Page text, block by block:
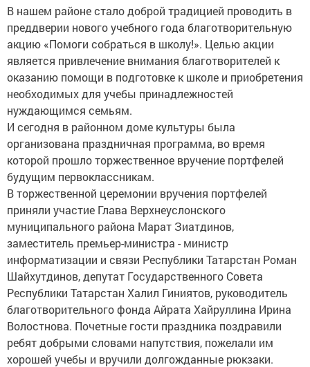
В нашем районе стало доброй традицией проводить в
преддверии нового учебного года благотворительную
акцию «Помоги собраться в школу!». Целью акции
является привлечение внимания благотворителей к
оказанию помощи в подготовке к школе и приобретения
необходимых для учебы принадлежностей
нуждающимся семьям.
И сегодня в районном доме культуры была
организована праздничная программа, во время
которой прошло торжественное вручение портфелей
будущим первоклассникам.
В торжественной церемонии вручения портфелей
приняли участие Глава Верхнеуслонского
муниципального района Марат Зиатдинов,
заместитель премьер-министра - министр
информатизации и связи Республики Татарстан Роман
Шайхутдинов, депутат Государственного Совета
Республики Татарстан Халил Гиниятов, руководитель
благотворительного фонда Айрата Хайруллина Ирина
Волостнова. Почетные гости праздника поздравили
ребят добрыми словами напутствия, пожелали им
хорошей учебы и вручили долгожданные рюкзаки.